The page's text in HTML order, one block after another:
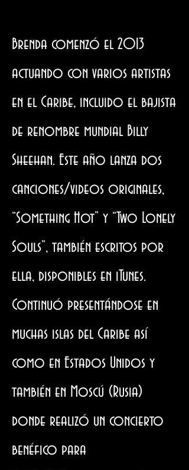
Brenda comenzó el 2013
actuando con varios artistas
en el Caribe, incluido el bajista
de renombre mundial Billy
Sheehan. Este año lanza dos
canciones/videos originales,
“Something Hot” y “Two Lonely
Souls”, también escritos por
ella, disponibles en iTunes.
Continuó presentándose en
muchas islas del Caribe así
como en Estados Unidos y
también en Moscú (Rusia)
donde realizó un concierto
benéfico para